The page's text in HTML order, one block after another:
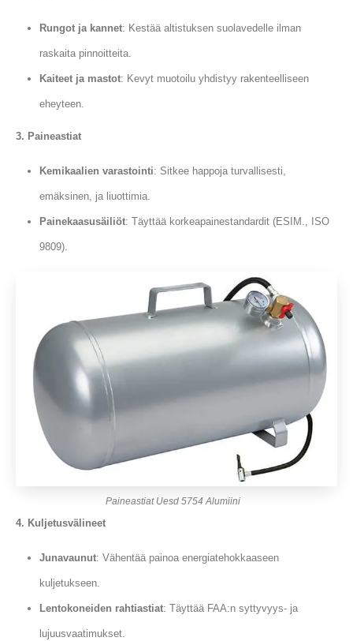
Rungot ja kannet: Kestää altistuksen suolavedelle ilman
raskaita pinnoitteita.
Kaiteet ja mastot: Kevyt muotoilu yhdistyy rakenteelliseen
eheyteen.
3. Paineastiat
Kemikaalien varastointi: Sitkee happoja turvallisesti,
emäksinen, ja liuottimia.
Painekaasusäiliöt: Täyttää korkeapainestandardit (ESIM., ISO
9809).
Paineastiat Uesd 5754 Alumiini
4. Kuljetusvälineet
Junavaunut: Vähentää painoa energiatehokkaaseen
kuljetukseen.
Lentokoneiden rahtiastiat: Täyttää FAA:n syttyvyys- ja
lujuusvaatimukset.